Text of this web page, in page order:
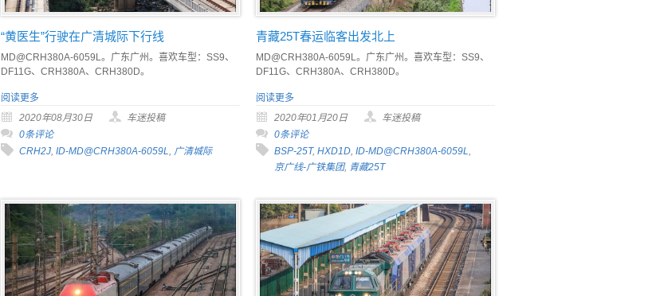
“黄医生”行驶在广清城际下行线
MD@CRH380A-6059L。广东广州。喜欢车型：SS9、
DF11G、CRH380A、CRH380D。
阅读更多
2020年08月30日
车迷投稿
0条评论
CRH2J, ID-MD@CRH380A-6059L, 广清城际
青藏25T春运临客出发北上
MD@CRH380A-6059L。广东广州。喜欢车型：SS9、
DF11G、CRH380A、CRH380D。
阅读更多
2020年01月20日
车迷投稿
0条评论
BSP-25T, HXD1D, ID-MD@CRH380A-6059L,
京广线-广铁集团, 青藏25T